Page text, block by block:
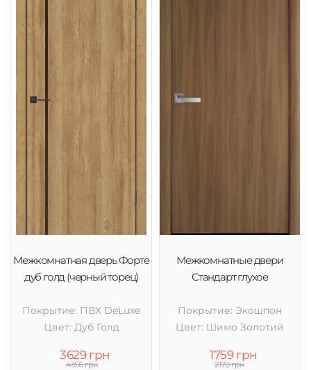
Межкомнатная дверь Форте
дуб голд (черный торец)
Покрытие: ПВХ DeLuxe
Цвет: Дуб Голд
3629 грн
4356 грн
Межкомнатные двери
Стандарт глухое
Покрытие: Экошпон
Цвет: Шимо Золотий
1759 грн
2170 грн